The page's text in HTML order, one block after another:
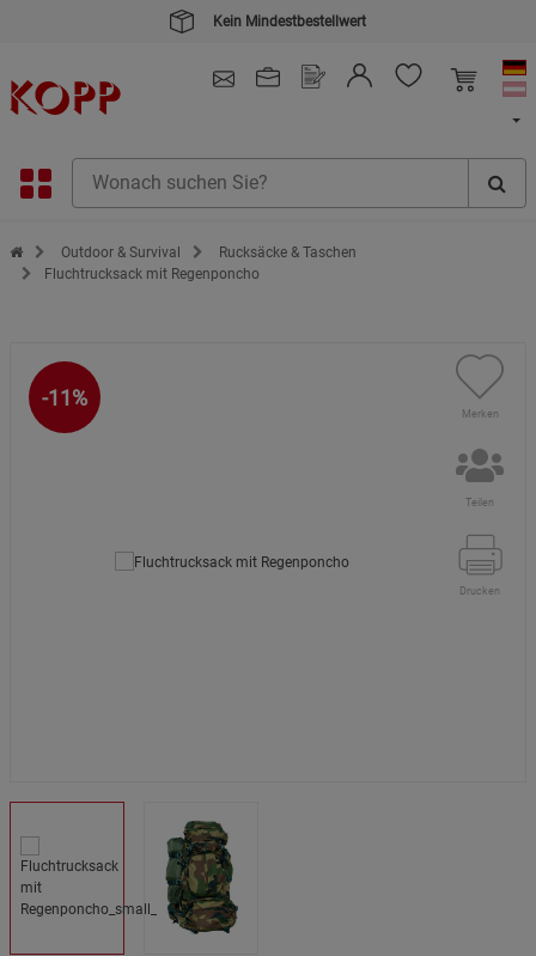
Kein Mindestbestellwert
Zur Startseite des Kopp Verlag Online-Shop
Outdoor & Survival
Rucksäcke & Taschen
Fluchtrucksack mit Regenponcho
-11%
Merken
Teilen
Drucken